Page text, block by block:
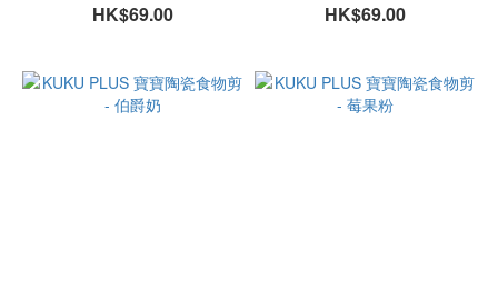
HK$69.00 HK$69.00